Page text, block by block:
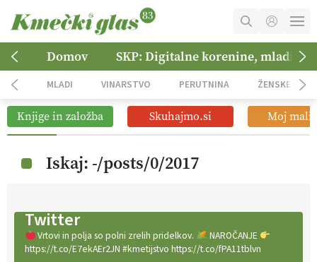
MOJ RAČUN
NAROČITE SE
OGLASNO TRŽENJE
Domov SKP: Digitalne korenine, mladi
MLADI VINARSTVO PERUTNINA ŽENSKE
Knjige in založba Skuhajmo.si Moj mali
Iskaj: -/posts/0/2017
Twitter
Vrtovi in polja so polni zrelih pridelkov.
NAROČANJE
https://t.co/E7ekAEr2JN #kmetijstvo https://t.co/fPA11tblvn